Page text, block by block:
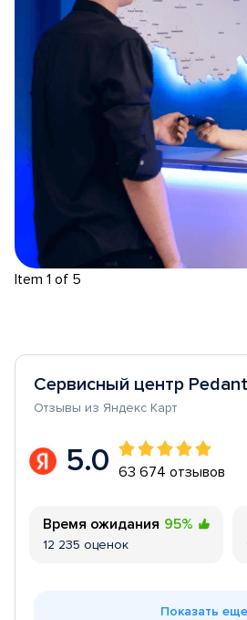
Item 1 of 5
Сервисный центр
Отзывы из Яндекс Карт
5.0 63 674 отзывов
Время ожидания 95%
12 235 оценок
Показать еще